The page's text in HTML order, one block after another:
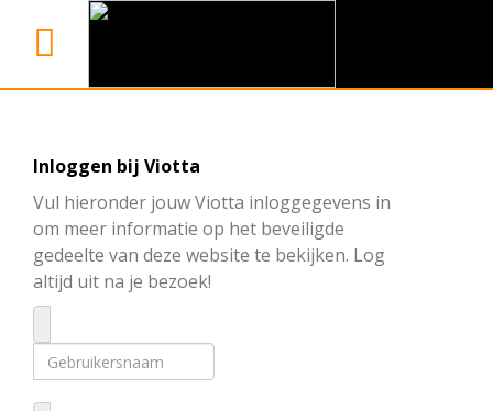
Inloggen bij Viotta
Vul hieronder jouw Viotta inloggegevens in
om meer informatie op het beveiligde
gedeelte van deze website te bekijken. Log
altijd uit na je bezoek!